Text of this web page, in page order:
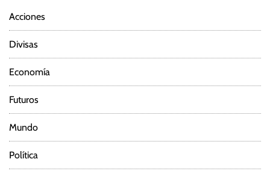
e
n
t
r
a
d
Acciones
Divisas
Economía
Futuros
Mundo
Política